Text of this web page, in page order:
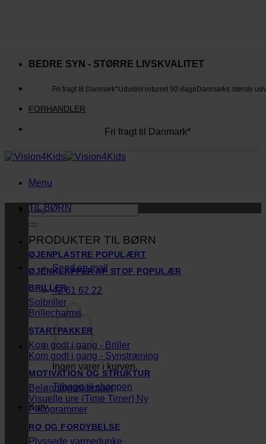
BEDRE SYN - STØRRE LIVSKVALITET
Fri fragt til Danmark*Udvidet returret 90 dage Danmarks største
FORHANDLER
Fri fragt til Danmark*
Menu
Søg
efter:
Send en mail
42 61 62 22
Ingen varer i kurven.
Tilbage til shoppen
Kurv
TIL BØRN
PRODUKTER TIL BØRN
ØJENPLASTRE
ØJENKLAPPER AF STOF
BRILLER
Solbriller
Brillecharms
STARTPAKKER
Kom godt i gang - Briller
Kom godt i gang - Synstræning
MOTIVATION OG STRUKTUR
Belønningsskemaer
Visuelle ure (Time Timer)
Piktogrammer
RO OG FORDYBELSE
Plyssede varmedunke